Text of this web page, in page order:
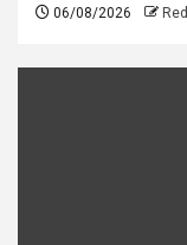
06/08/2026